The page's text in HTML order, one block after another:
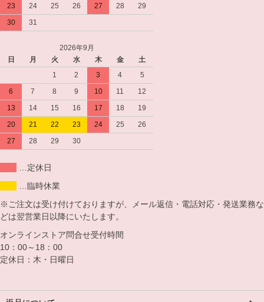
23
24 25 26 27 28
29
30
31
2026年9月
日
月 火 水 木 金
土
1
2 3 4
5
6
7 8 9 10 11
12
13
14 15 16 17 18
19
20
21 22 23 24 25
26
27
28 29 30
…定休日
…臨時休業
※ご注文は受け付けておりますが、メール返信・電話対応・発送業務な
どは翌営業日以降にいたします。
オンラインストア問合せ受付時間
10：00～18：00
定休日：木・日曜日